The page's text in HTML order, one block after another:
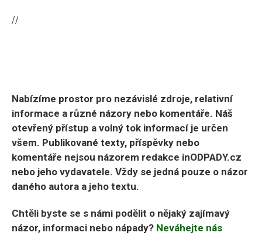
//
Nabízíme prostor pro nezávislé zdroje, relativní
informace a různé názory nebo komentáře. Náš
otevřený přístup a volný tok informací je určen
všem. Publikované texty, příspěvky nebo
komentáře nejsou názorem redakce inODPADY.cz
nebo jeho vydavatele. Vždy se jedná pouze o názor
daného autora a jeho textu.
Chtěli byste se s námi podělit o nějaký zajímavý
názor, informaci nebo nápady? Neváhejte nás